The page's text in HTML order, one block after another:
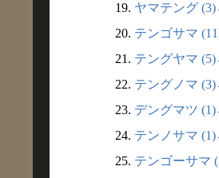
19. ヤマテング (3)
20. テンゴサマ
21. テングヤマ (5)
22. テングノマ (3)
23. デングマツ (1)
24. テンノサマ (1)
25. テンゴーサマ